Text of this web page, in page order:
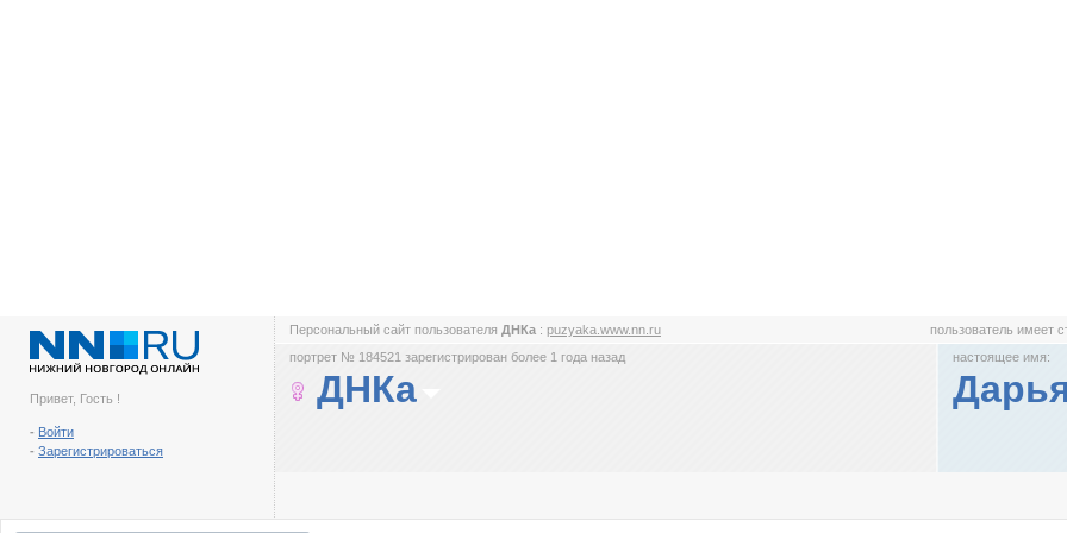
Привет, Гость !
- Войти
- Зарегистрироваться
Персональный сайт пользователя ДНКа : puzyaka.www.nn.ru пользователь имеет
портрет № 184521 зарегистрирован более 1 года назад
ДНКа
настоящее имя: